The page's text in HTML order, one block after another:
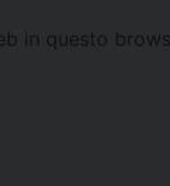
in questo